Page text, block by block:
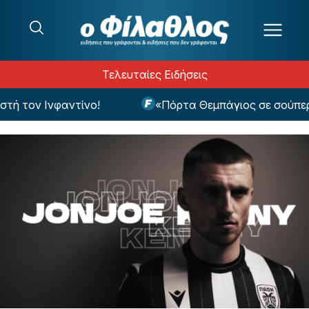
Τελευταίες Ειδήσεις
Ινφαντίνο! «Πόρτα Θεμπάγιος σε σούπερ